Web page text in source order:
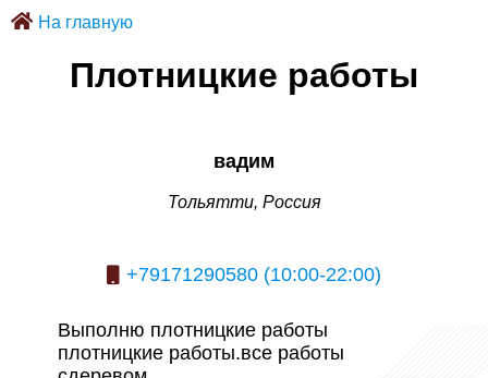
На главную
Плотницкие работы
вадим
Тольятти, Россия
+79171290580 (10:00-22:00)
Выполню плотницкие работы
плотницкие работы.все работы